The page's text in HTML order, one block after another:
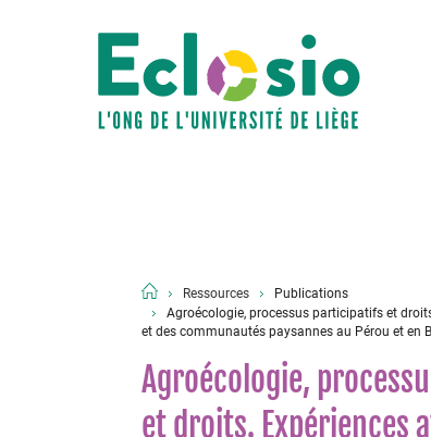
Ressources
Publications
Agroécologie, processus participatifs et
et des communautés paysannes au Pérou et en
Agroécologie,
et droits. Expériences